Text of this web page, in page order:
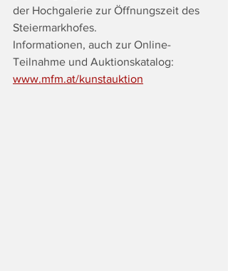
der Hochgalerie zur Öffnungszeit des
Steiermarkhofes.
Informationen, auch zur Online-
Teilnahme und Auktionskatalog:
www.mfm.at/kunstauktion